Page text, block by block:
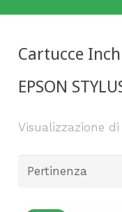
Cartucce
EPSON
Visualizzazione